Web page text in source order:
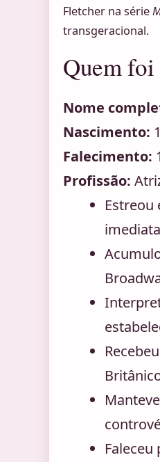
Fletcher na série
transgeracional.
Quem
Nome
Nascimento:
Falecimento:
Profissão:
Estreou